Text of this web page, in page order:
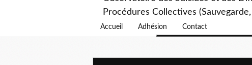
Procédures Collectives
Accueil Adhésion Contact